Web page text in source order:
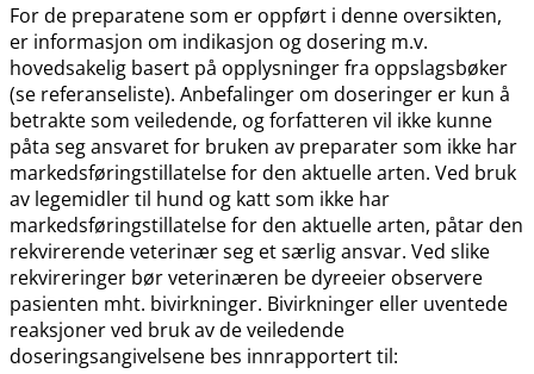
For de preparatene som er oppført i denne oversikten,
er informasjon om indikasjon og dosering m.v.
hovedsakelig basert på opplysninger fra oppslagsbøker
(se referanseliste). Anbefalinger om doseringer er kun å
betrakte som veiledende, og forfatteren vil ikke kunne
påta seg ansvaret for bruken av preparater som ikke har
markedsføringstillatelse for den aktuelle arten. Ved bruk
av legemidler til hund og katt som ikke har
markedsføringstillatelse for den aktuelle arten, påtar den
rekvirerende veterinær seg et særlig ansvar. Ved slike
rekvireringer bør veterinæren be dyreeier observere
pasienten mht. bivirkninger. Bivirkninger eller uventede
reaksjoner ved bruk av de veiledende
doseringsangivelsene bes innrapportert til: